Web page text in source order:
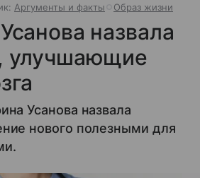
Аргументы и факты Образ жизни
назвала
улучшающие
Усанова назвала
нового полезными для